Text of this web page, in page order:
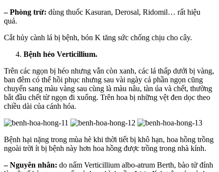
– Phòng trừ: dùng thuốc Kasuran, Derosal, Ridomil… rất hiệu
quả.
Cắt hủy cành lá bị bệnh, bón K tăng sức chống chịu cho cây.
Bệnh héo Verticillium.
Trên các ngọn bị héo nhưng vẫn còn xanh, các lá thấp dưới bị vàng,
ban đêm có thể hồi phục nhưng sau vài ngày cả phần ngọn cũng
chuyển sang màu vàng sau cùng là màu nâu, tàn úa và chết, thường
bắt đầu chết từ ngọn đi xuống. Trên hoa bị những vệt đen dọc theo
chiều dài của cánh hóa.
Bệnh hại nặng trong mùa hè khi thời tiết bị khô hạn, hoa hồng trồng
ngoài trời ít bị bệnh này hơn hoa hồng được trồng trong nhà kính.
– Nguyên nhân: do nấm Verticillium albo-atrum Berth, bào tử đính